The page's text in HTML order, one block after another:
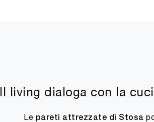
Il living dialoga con la
Le pareti attrezzate di Stosa